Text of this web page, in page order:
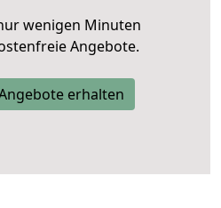
wenigen Minuten
Angebote.
erhalten